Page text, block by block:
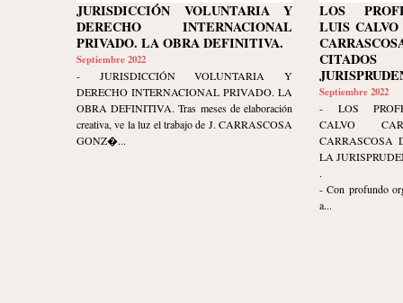
JURISDICCIÓN VOLUNTARIA Y
DERECHO INTERNACIONAL
PRIVADO. LA OBRA DEFINITIVA.
Septiembre 2022
- JURISDICCIÓN VOLUNTARIA Y
DERECHO INTERNACIONAL PRIVADO. LA
OBRA DEFINITIVA. Tras meses de elaboración
creativa, ve la luz el trabajo de J. CARRASCOSA
GONZ�...
LOS
LUIS CALVO
Septiembre 2022
- LOS
CALVO
CARRASCOSA
LA
.
- Con profundo
a...